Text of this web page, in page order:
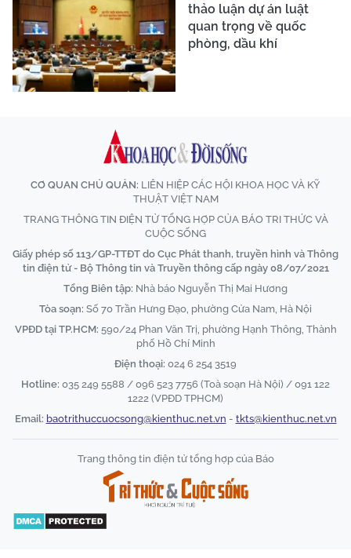
thảo luận dự án luật
quan trọng về quốc
phòng, dầu khí
CƠ QUAN CHỦ QUẢN: LIÊN HIỆP CÁC HỘI KHOA HỌC VÀ KỸ
THUẬT VIỆT NAM
TRANG THÔNG TIN ĐIỆN TỬ TỔNG HỢP CỦA BÁO TRI THỨC VÀ
CUỘC SỐNG
Giấy phép số 113/GP-TTĐT do Cục Phát thanh, truyền hình và Thông
tin điện tử - Bộ Thông tin và Truyền thông cấp ngày 08/07/2021
Tổng Biên tập: Nhà báo Nguyễn Thị Mai Hương
Tòa soạn: Số 70 Trần Hưng Đạo, phường Cửa Nam, Hà Nội
VPĐD tại TP.HCM: 590/24 Phan Văn Trị, phường Hạnh Thông, Thành
phố Hồ Chí Minh
Điện thoại: 024 6 254 3519
Hotline: 035 249 5588 / 096 523 7756 (Toà soạn Hà Nội) / 091 122
1222 (VPĐD TPHCM)
Email: baotrithuccuocsong@kienthuc.net.vn - tkts@kienthuc.net.vn
Trang thông tin điện tử tổng hợp của Báo